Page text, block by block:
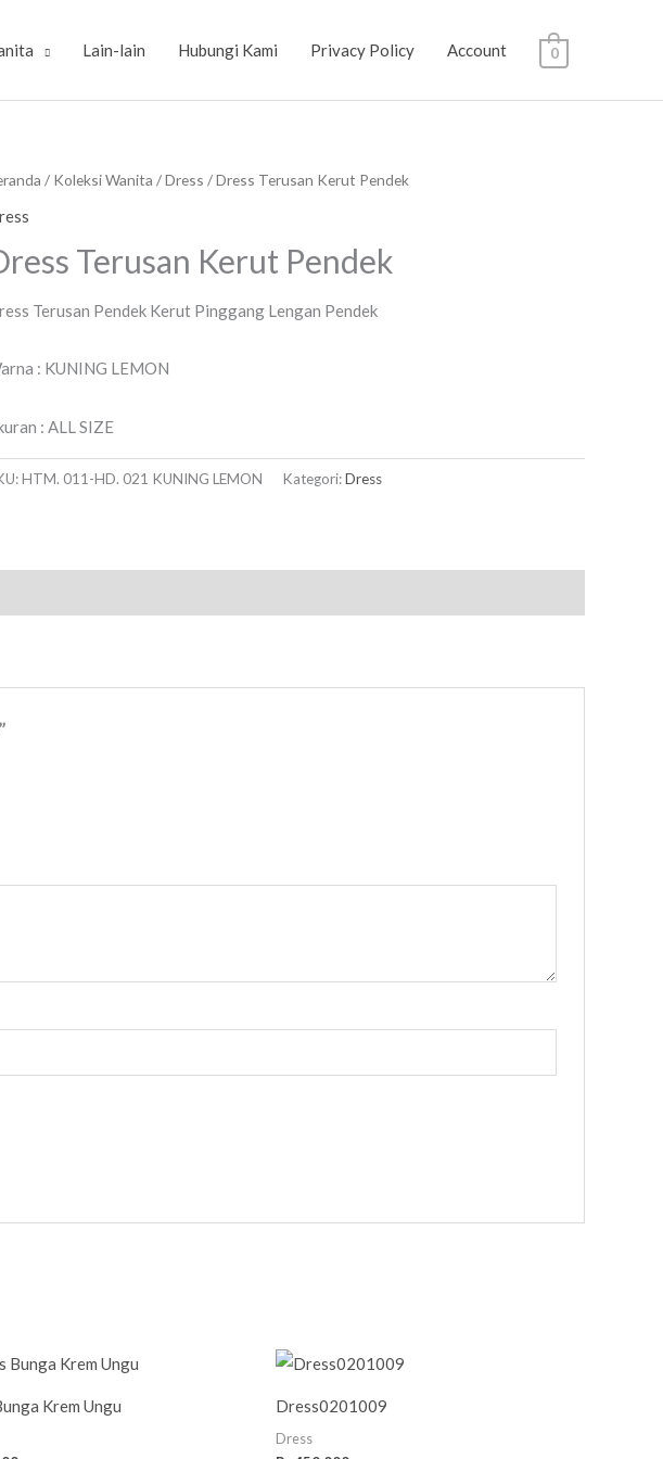
Lain-lain Hubungi Kami Privacy Policy Account 0
/ Koleksi Wanita /Dress / Dress Terusan Kerut Pendek
Terusan Kerut Pendek
Terusan Pendek Kerut Pinggang Lengan Pendek
: KUNING LEMON
: ALL SIZE
HTM. 011-HD. 021 KUNING LEMON Kategori:Dress
Krem Ungu Dress0201009
Dress